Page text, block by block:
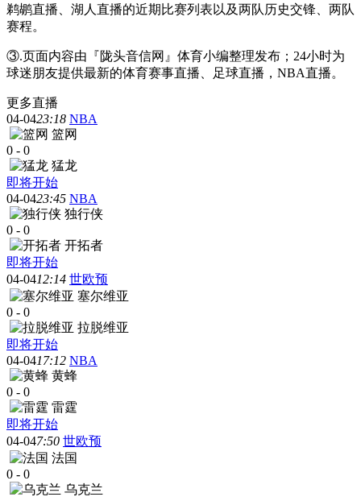
鹈鹕直播、湖人直播的近期比赛列表以及两队历史交锋、两队
赛程。
③.页面内容由『陇头音信网』体育小编整理发布；24小时为
球迷朋友提供最新的体育赛事直播、足球直播，NBA直播。
更多直播
04-0423:18 NBA
篮网
0 - 0
猛龙
即将开始
04-0423:45 NBA
独行侠
0 - 0
开拓者
即将开始
04-0412:14 世欧预
塞尔维亚
0 - 0
拉脱维亚
即将开始
04-0417:12 NBA
黄蜂
0 - 0
雷霆
即将开始
04-047:50 世欧预
法国
0 - 0
乌克兰